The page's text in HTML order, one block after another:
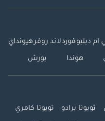
ام دبليوفوردلاند روفرهيونداي
هوندا بورش
تويوتا برادو تويوتا كامري